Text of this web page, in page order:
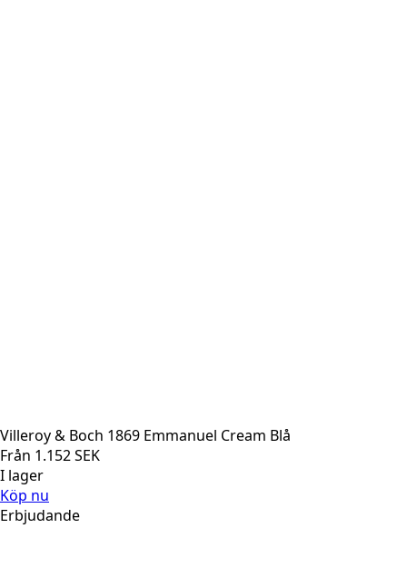
Villeroy & Boch 1869 Emmanuel Cream Blå
Från 1.152SEK
I lager
Köp nu
Erbjudande